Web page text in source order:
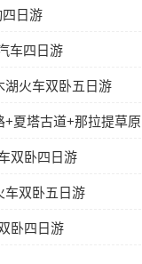
四日游
车四日游
湖火车双卧五日游
+夏塔古道+那拉提草原
双卧四日游
车双卧五日游
卧四日游